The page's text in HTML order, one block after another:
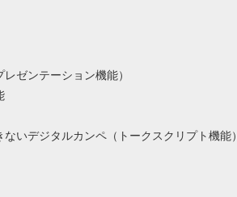
ゼンテーション機能）
いデジタルカンペ（トークスクリプト機能）